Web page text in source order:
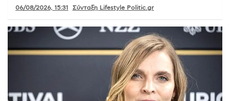
06/08/2026, 15:31 Σύνταξη Lifestyle Politic.gr